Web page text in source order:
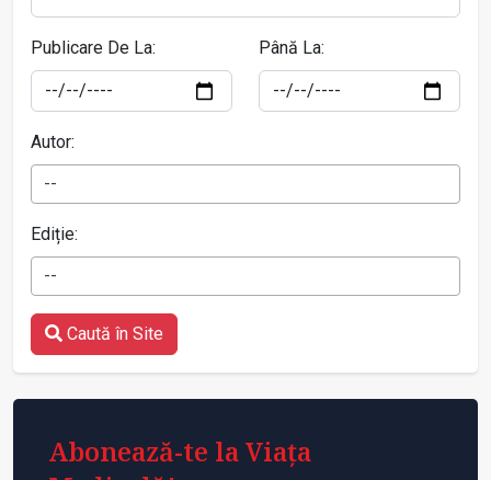
Publicare De La: Până La:
Autor:
--
Ediție:
--
Caută în Site
Abonează-te la Viața